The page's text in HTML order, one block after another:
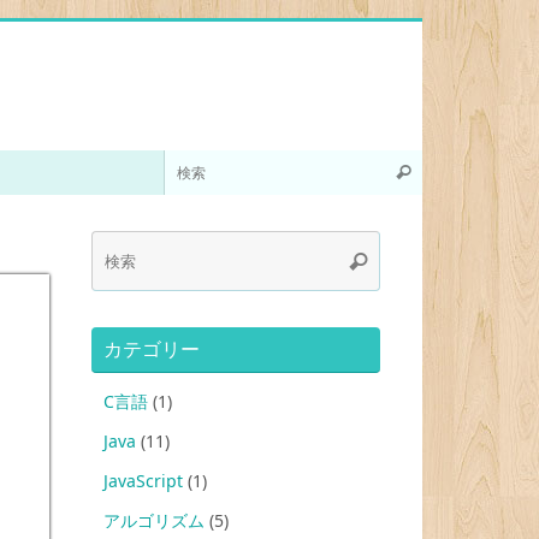
カテゴリー
C言語 (1)
Java (11)
JavaScript (1)
アルゴリズム (5)